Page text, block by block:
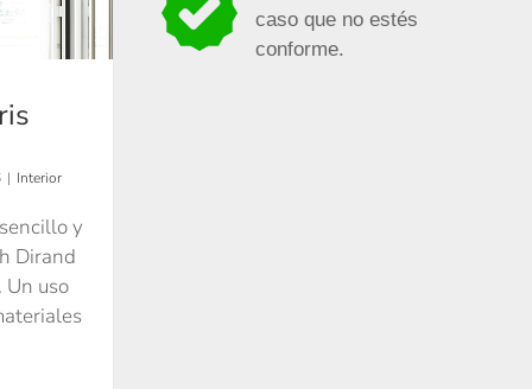
| Interior
y
Dirand
Un uso
caso que no estés
conforme.